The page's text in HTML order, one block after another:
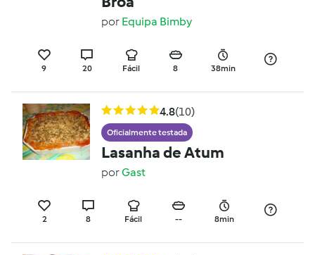
por Equipa Bimby
9 20 Fácil 8 38min
4.8(10)
Oficialmente testada
Lasanha de Atum
porGast
2 8 Fácil -- 8min